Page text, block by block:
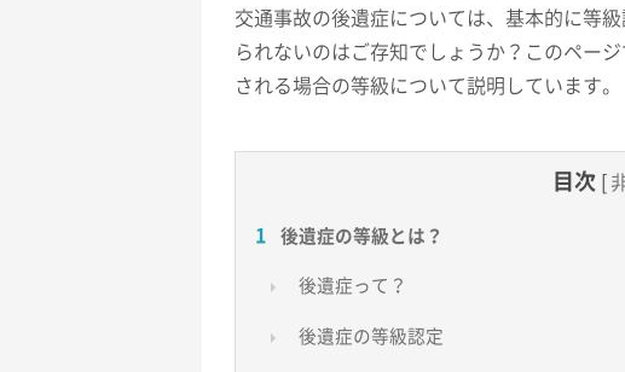
交通事故の後遺症については、基本的に等
られないのはご存知でしょうか？このペー
される場合の等級について説明しています。
目次
1 後遺症の等級とは？
後遺症って？
後遺症の等級認定